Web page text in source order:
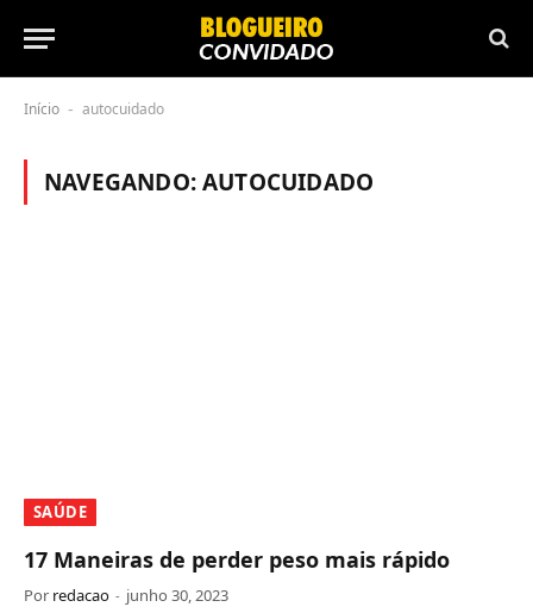
Início - autocuidado
NAVEGANDO:AUTOCUIDADO
SAÚDE
17 Maneiras de perder peso mais rápido
Por redacao junho 30, 2023